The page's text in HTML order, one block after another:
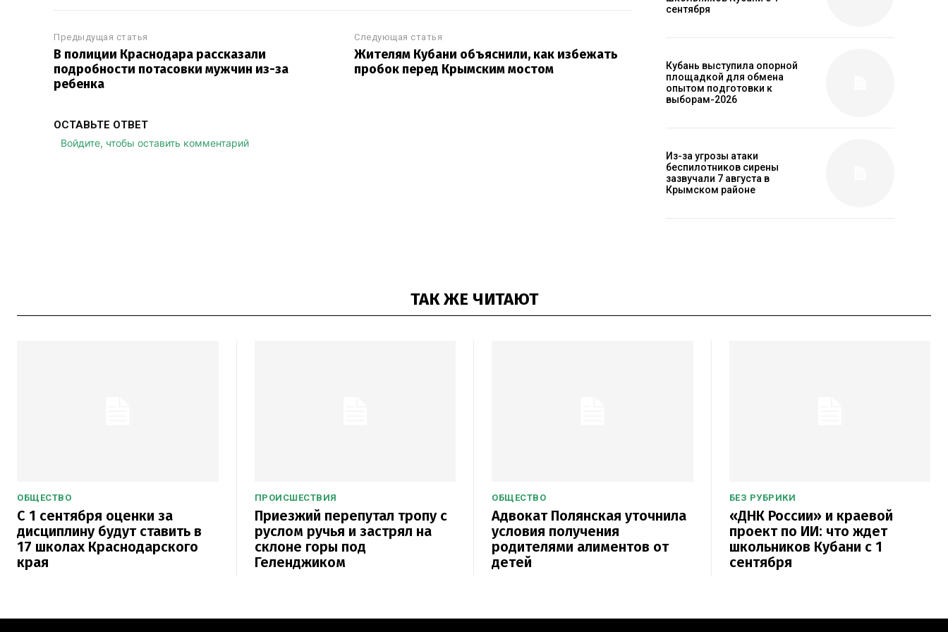
Предыдущая статья
В полиции Краснодара рассказали
подробности потасовки мужчин из-за
ребенка
Следующая статья
Жителям Кубани объяснили, как избежать
пробок перед Крымским мостом
ОСТАВЬТЕ ОТВЕТ
Войдите, чтобы оставить комментарий
сентября
Кубань выступила опорной
площадкой для обмена
опытом подготовки к
выборам-2026
Из-за угрозы атаки
беспилотников сирены
зазвучали 7 августа в
Крымском районе
ТАК ЖЕ ЧИТАЮТ
ОБЩЕСТВО
С 1 сентября оценки за
дисциплину будут ставить в
17 школах Краснодарского
края
ПРОИСШЕСТВИЯ
Приезжий перепутал тропу с
руслом ручья и застрял на
склоне горы под
Геленджиком
ОБЩЕСТВО
Адвокат Полянская уточнила
условия получения
родителями алиментов от
детей
БЕЗ РУБРИКИ
«ДНК России» и краевой
проект по ИИ: что ждет
школьников Кубани с 1
сентября